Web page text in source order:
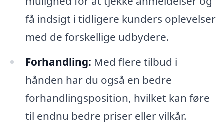
få indsigt i tidligere kunders oplevelser
med de forskellige udbydere.
Forhandling: Med flere tilbud i
hånden har du også en bedre
forhandlingsposition, hvilket kan føre
til endnu bedre priser eller vilkår.